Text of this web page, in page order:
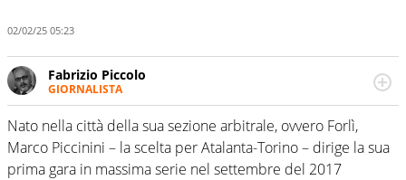
02/02/25 05:23
Fabrizio Piccolo
GIORNALISTA
Nella sua carriera ha seguito numerose manifestazioni
sportive e collaborato con agenzie e testate. Esperienza,
competenza, conoscenza e memoria storica. Si occupa
prevalentemente di calcio
Nato nella città della sua sezione arbitrale, ovvero Forlì,
Marco Piccinini – la scelta per Atalanta-Torino – dirige la sua
prima gara in massima serie nel settembre del 2017